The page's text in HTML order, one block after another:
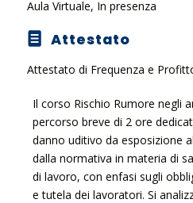
Aula Virtuale, In presenza
Attestato
Attestato di Frequenza e
Il corso Rischio Rumore negli
percorso breve di 2 ore
danno uditivo da esposizione
dalla normativa in materia di
di lavoro, con enfasi sugli
e tutela dei lavoratori. Si